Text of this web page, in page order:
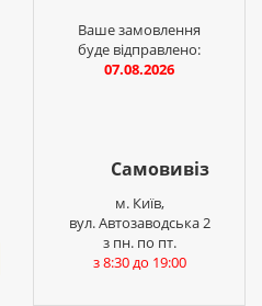
Ваше замовлення
буде відправлено:
07.08.2026
Самовивіз
м. Київ,
вул. Автозаводська 2
з пн. по пт.
з 8:30 до 19:00